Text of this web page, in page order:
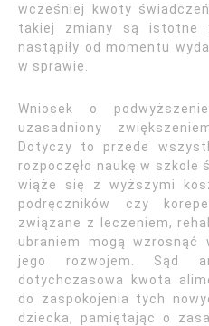
wcześniej kwoty
takiej zmiany są istotne
nastąpiły od momentu
w sprawie.
Wniosek o
uzasadniony
Dotyczy to przede
rozpoczęło naukę w szkole
wiąże się z wyższymi
podręczników czy
związane z leczeniem,
ubraniem mogą
jego rozwojem. Sąd
dotychczasowa kwota
do zaspokojenia tych
dziecka, pamiętając o